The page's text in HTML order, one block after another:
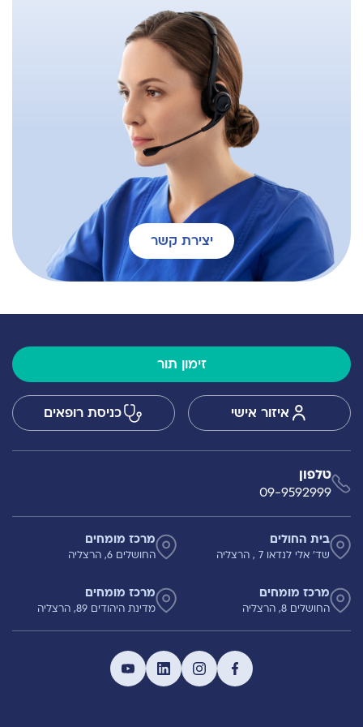
יצירת קשר
זימון תור
איזור אישי כניסת רופאים
טלפון
09-9592999
בית החולים
שד' אלי לנדאו 7 , הרצליה
מרכז מומחים
החושלים 6, הרצליה
מרכז מומחים
החושלים 8, הרצליה
מרכז מומחים
מדינת היהודים 89, הרצליה